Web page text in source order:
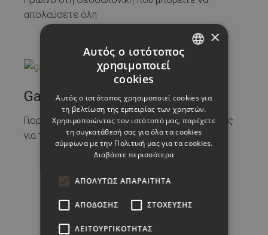
απολαύσετε όλη
Gay Pride Θεσσαλονίκη
Γιορτάζοντας τη Διαφορετικότητα: Ένας Οδηγός
για το Gay
Σελιδοποίηση
2
×
Αυτός ο ιστότοπος
χρησιμοποιεί
cookies
Αυτός ο ιστότοπος χρησιμοποιεί cookies για
τη βελτίωση της εμπειρίας των χρηστών.
Χρησιμοποιώντας τον ιστότοπό μας, παρέχετε
τη συγκατάθεσή σας για όλα τα cookies
σύμφωνα με την Πολιτική μας για τα cookies.
Διαβάστε περισσότερα
ΑΠΟΛΎΤΩΣ ΑΠΑΡΑΊΤΗΤΑ
ΑΠΌΔΟΣΗΣ ΣΤΌΧΕΥΣΗΣ
ΛΕΙΤΟΥΡΓΙΚΌΤΗΤΑΣ